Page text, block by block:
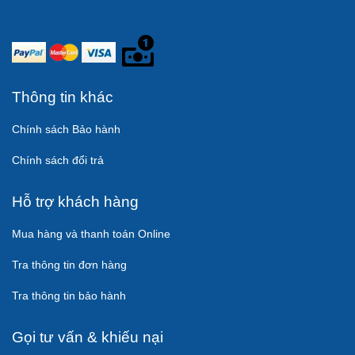
Thông tin khác
Chính sách Bảo hành
Chính sách đổi trả
Hỗ trợ khách hàng
Mua hàng và thanh toán Online
Tra thông tin đơn hàng
Tra thông tin bảo hành
Gọi tư vấn & khiếu nại